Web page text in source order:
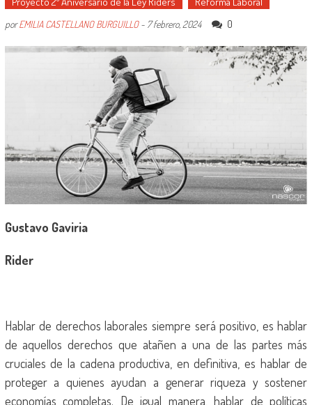
porEMILIA CASTELLANO BURGUILLO- 7 febrero, 2024 0
Gustavo Gaviria
Rider
Hablar de derechos laborales siempre será positivo, es hablar
de aquellos derechos que atañen a una de las partes más
cruciales de la cadena productiva, en definitiva, es hablar de
proteger a quienes ayudan a generar riqueza y sostener
economías completas. De igual manera, hablar de políticas